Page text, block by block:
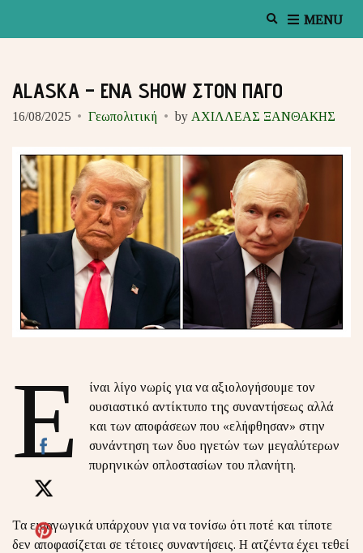
E
d
e
c
f
o
r
m
MENU
ALASKA – ENA SHOW ΣΤΟΝ ΠΑΓΟ
16/08/2025 Γεωπολιτική by ΑΧΙΛΛΕΑΣ ΞΑΝΘΑΚΗΣ
Ε
ίναι λίγο νωρίς για να αξιολογήσουμε τον
ουσιαστικό αντίκτυπο της συναντήσεως αλλά
και των αποφάσεων που «ελήφθησαν» στην
συνάντηση των δυο ηγετών των μεγαλύτερων
πυρηνικών οπλοστασίων του πλανήτη.
Τα εισαγωγικά υπάρχουν για να τονίσω ότι ποτέ και τίποτε
δεν αποφασίζεται σε τέτοιες συναντήσεις. Η ατζέντα έχει τεθεί